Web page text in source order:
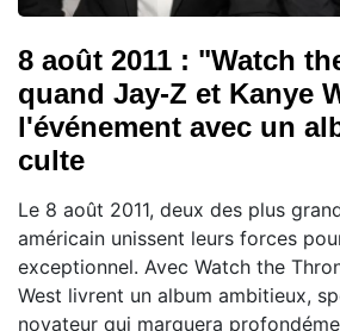
8 août 2011 : "Watch
quand Jay-Z et Kanye
l'événement avec un
culte
Le 8 août 2011, deux des plus
américain unissent leurs forces
exceptionnel. Avec Watch the
West livrent un album ambitieux,
novateur qui marquera